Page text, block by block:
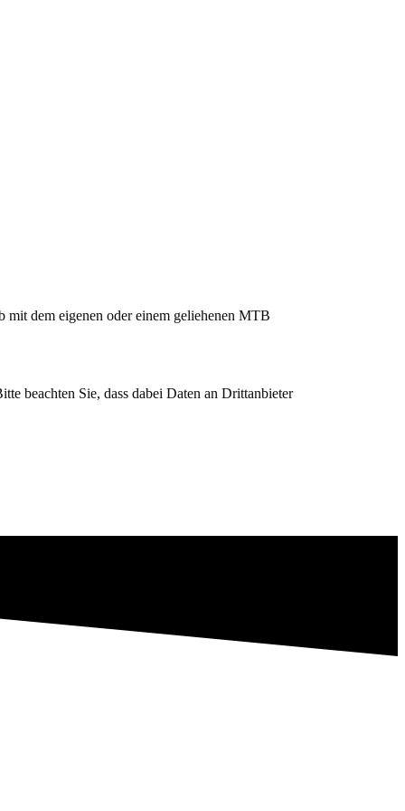
mit dem eigenen oder einem geliehenen MTB
beachten Sie, dass dabei Daten an Drittanbieter